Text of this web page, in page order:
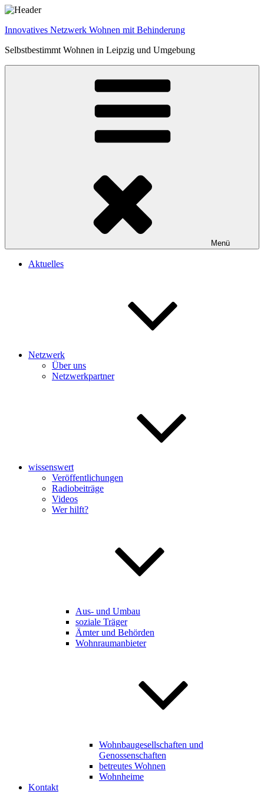
Zum
springen
Innovatives Netzwerk Wohnen mit Behinderung
Selbstbestimmt Wohnen in Leipzig und Umgebung
Menü
Aktuelles
Netzwerk
Über uns
Netzwerkpartner
wissenswert
Veröffentlichungen
Radiobeiträge
Videos
Wer hilft?
Aus- und Umbau
soziale Träger
Ämter und Behörden
Wohnraumanbieter
Wohnbaugesellschaften und
Genossenschaften
betreutes Wohnen
Wohnheime
Kontakt